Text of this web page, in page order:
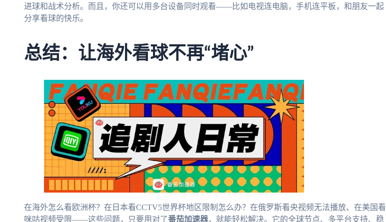
进球和战术分析。而且，你还可以用多台设备同时观看——比如电视连电脑，手机连平板，和朋友一起
分享看球的快乐。
总结：让海外看球不再“堵心”
在海外怎么看欧洲杯？在日本看CCTV5世界杯地区限制怎么办？在俄罗斯看央视频无法播放、在美国看
咪咕视频受限——这些问题，只要用对了番茄加速器，就能轻松解决。它的全球节点、多平台支持、稳